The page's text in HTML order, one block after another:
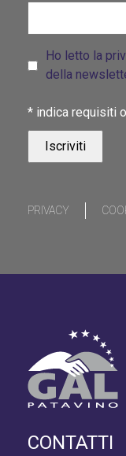
CONTATTI
Ho letto la
della
* indica requisiti
PRIVACY